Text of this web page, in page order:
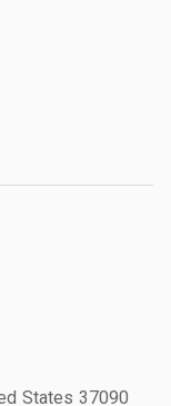
States 37090